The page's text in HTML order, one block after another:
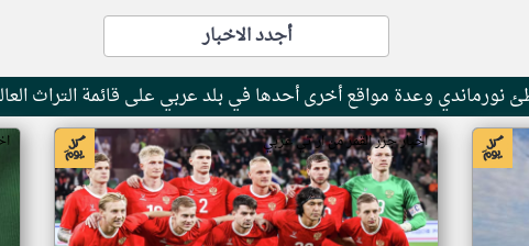
أجدد الاخبار
نورماندي وعدة مواقع أخرى أحدها في بلد عربي على قائمة التراث
اخبار جزر القمر من ار تي عربي